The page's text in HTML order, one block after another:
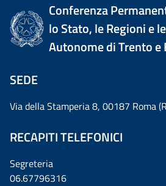
Conferenza
lo Stato, le Regioni e
Autonome di Trento e
SEDE
Via della Stamperia 8, 00187 Roma
RECAPITI TELEFONICI
Segreteria
06.67796316